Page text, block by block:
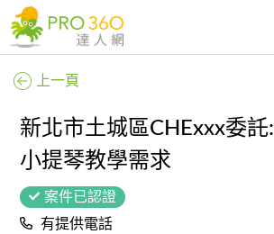
上一頁
新北市土城區CHExxx委託:
小提琴教學需求
案件已認證
有提供電話